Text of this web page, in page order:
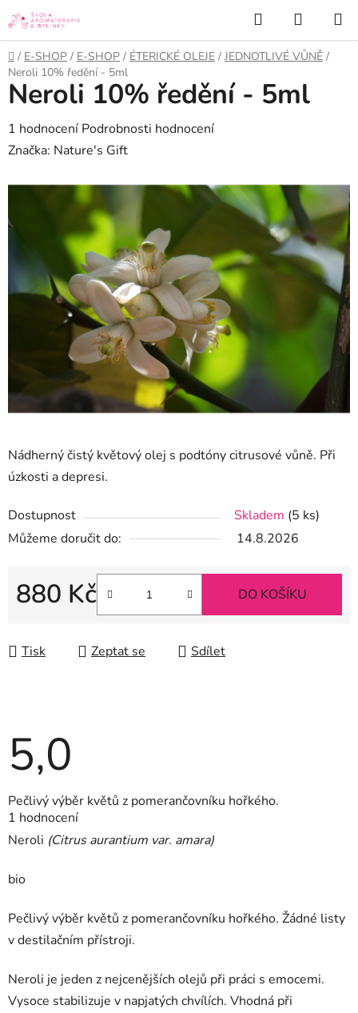
Přejít
na
obsah
Hledat
KOŠÍK
Domů
/ E-SHOP / E-SHOP / ÉTERICKÉ OLEJE / JEDNOTLIVÉ VŮNĚ /
Neroli 10% ředění - 5ml
Nádherný čistý květový olej s podtóny citrusové vůně. Při
úzkosti a depresi.
Dostupnost Skladem (5 ks)
Můžeme doručit do:
14.8.2026
880 Kč DO KOŠÍKU
Tisk Zeptat se Sdílet
Neroli 10% ředění - 5ml
Průměrné
hodnocení
5,0
hvězdiček.
1 hodnocení Podrobnosti hodnocení
Značka: Nature's Gift
5,0
Průměrné
hodnocení
produktu
je
5,0
5
hvězdiček.
1 hodnocení
Pečlivý výběr květů z pomerančovníku hořkého.
Neroli (Citrus aurantium var. amara)
bio
Pečlivý výběr květů z pomerančovníku hořkého. Žádné listy
v destilačním přístroji.
Neroli je jeden z nejcenějších olejů při práci s emocemi.
Vysoce stabilizuje v napjatých chvílích. Vhodná při